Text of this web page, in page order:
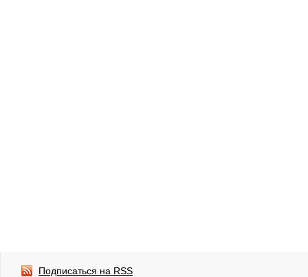
Подписаться на RSS